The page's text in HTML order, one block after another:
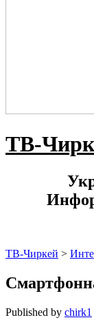
ТВ-
ТВ-Чиркей >
Published by chirk1